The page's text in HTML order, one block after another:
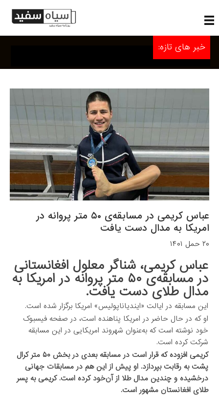
خبر های تازه:
عباس کریمی در مسابقه‌ی ۵۰ متر پروانه در
امریکا به مدال دست یافت
۲۰ حمل ۱۴۰۱
عباس کریمی، شناگر معلول افغانستانی
در مسابقه‌ی ۵۰ متر پروانه در امریکا به
مدال طلای دست یافت.
این مسابقه در ایالت «ایندیاناپولیس» امریکا برگزار شده است.
او که در حال حاضر در امریکا پناهنده است، در صفحه فیسبوک
خود نوشته است که به‌عنوان شهروند امریکایی در این مسابقه
شرکت کرده است.
کریمی افزوده که قرار است در مسابقه بعدی در بخش ۵۰ متر کرال
پشت به رقابت بپردازد. او پیش از این هم در مسابقات جهانی
درخشیده و چندین مدال طلا از آن‌خود کرده است. کریمی به پسر
طلای افغانستان مشهور است.